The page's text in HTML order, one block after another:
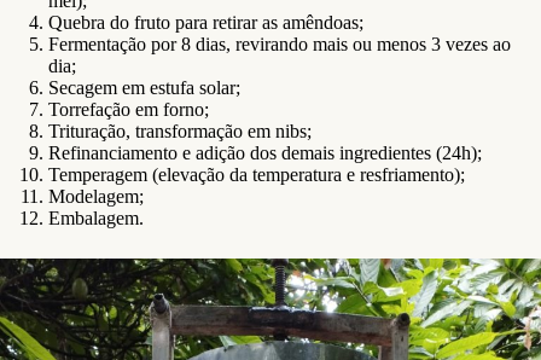
Quebra do fruto para retirar as amêndoas;
Fermentação por 8 dias, revirando mais ou menos 3 vezes ao
dia;
Secagem em estufa solar;
Torrefação em forno;
Trituração, transformação em nibs;
Refinanciamento e adição dos demais ingredientes (24h);
Temperagem (elevação da temperatura e resfriamento);
Modelagem;
Embalagem.